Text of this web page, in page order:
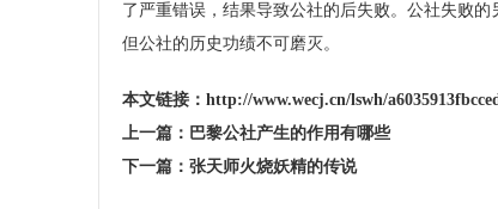
了严重错误，结果导致公社的后失败。公社失败
但公社的历史功绩不可磨灭。
本文链接： http://www.wecj.cn/lswh/
上一篇： 巴黎公社产生的作用有哪些
下一篇： 张天师火烧妖精的传说